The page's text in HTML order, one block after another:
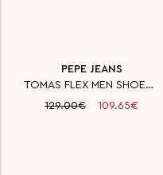
PEPE JEANS
TOMAS FLEX MEN SHOES PEPE JEAN
129.00€
109.65€